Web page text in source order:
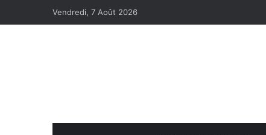
Vendredi, 7 Août 2026